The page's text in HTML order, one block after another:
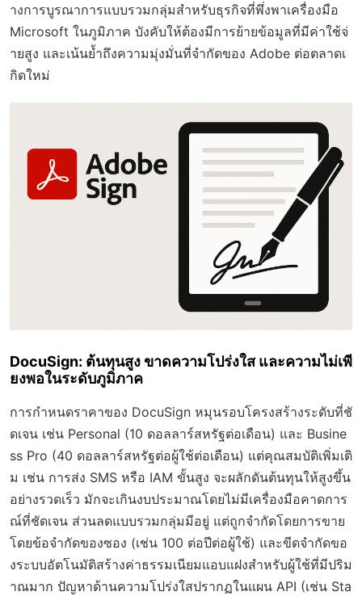
างการบูรณาการแบบรวมกลุ่มสำหรับธุรกิจที่พึ่งพาเครื่องมือ
Microsoft ในภูมิภาค บังคับให้ต้องมีการย้ายข้อมูลที่มีค่าใช้จ่
ายสูง และเน้นย้ำถึงความมุ่งมั่นที่จำกัดของ Adobe ต่อตลาดเ
กิดใหม่
DocuSign: ต้นทุนสูง ขาดความโปร่งใส และความไม่เพี
ยงพอในระดับภูมิภาค
การกำหนดราคาของ DocuSign หมุนรอบโครงสร้างระดับที่ชั
ดเจน เช่น Personal (10 ดอลลาร์สหรัฐต่อเดือน) และ Busine
ss Pro (40 ดอลลาร์สหรัฐต่อผู้ใช้ต่อเดือน) แต่คุณสมบัติเพิ่มเติ
ม เช่น การส่ง SMS หรือ IAM ขั้นสูง จะผลักดันต้นทุนให้สูงขึ้น
อย่างรวดเร็ว มักจะเกินงบประมาณโดยไม่มีเครื่องมือคาดการ
ณ์ที่ชัดเจน ส่วนลดแบบรวมกลุ่มมีอยู่ แต่ถูกจำกัดโดยการขาย
โดยข้อจำกัดของซอง (เช่น 100 ต่อปีต่อผู้ใช้) และขีดจำกัดขอ
งระบบอัตโนมัติสร้างค่าธรรมเนียมแอบแฝงสำหรับผู้ใช้ที่มีปริม
าณมาก ปัญหาด้านความโปร่งใสปรากฏในแผน API (เช่น Sta